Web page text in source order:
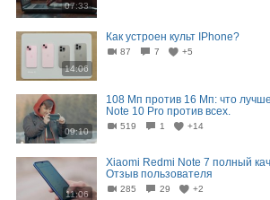
07:33
14:06
Как устроен культ IPhone?
87 7 +5
09:10
108 Мп против 16 Мп: что
Note 10 Pro против всех.
519 1 +14
11:06
Xiaomi Redmi Note 7 полный
Отзыв пользователя
285 29 +2